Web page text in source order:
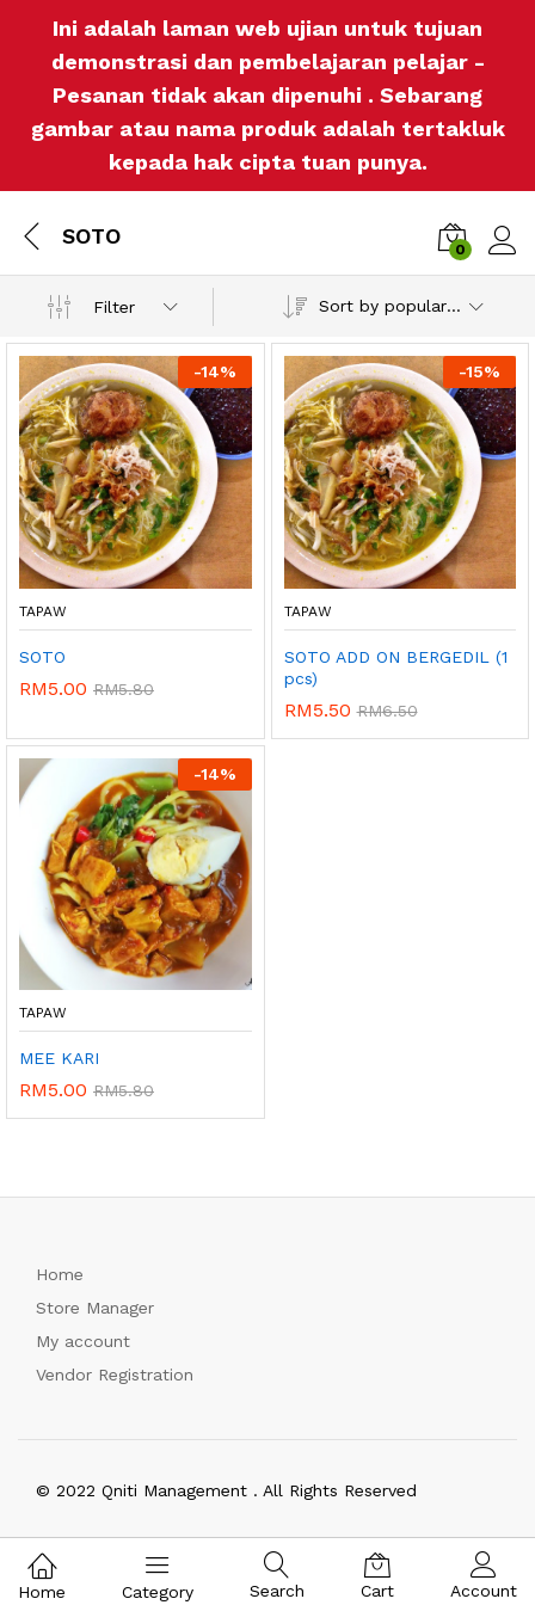
Ini adalah laman web ujian untuk tujuan
demonstrasi dan pembelajaran pelajar -
Pesanan tidak akan dipenuhi . Sebarang
gambar atau nama produk adalah tertakluk
kepada hak cipta tuan punya.
SOTO
0
Filter Sort by popularity
-14%
TAPAW
SOTO
RM5.00 RM5.80
-15%
TAPAW
SOTO ADD ON BERGEDIL (1
pcs)
RM5.50 RM6.50
-14%
TAPAW
MEE KARI
RM5.00 RM5.80
Home
Store Manager
My account
Vendor Registration
© 2022 Qniti Management . All Rights Reserved
Home Category Search Cart Account